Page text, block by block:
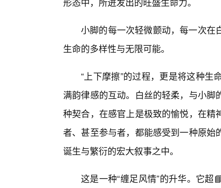
小脚的每一次轻微颤动，每一次在
生命的多样性与无限可能。
“上下摩擦”的过程，更是将这种
满韵律感的互动。白丝的轻柔，与小
种契合，在感官上是极致的愉悦，在
者、甚至参与者，都能感受到一种原
诞生与繁衍的宏大叙事之中。
这是一种“缠足风情”的升华。它